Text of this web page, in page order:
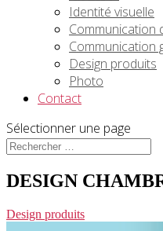
Identité visuelle
Communication
Communication
Design produits
Photo
Contact
Sélectionner une page
DESIGN
Design produits